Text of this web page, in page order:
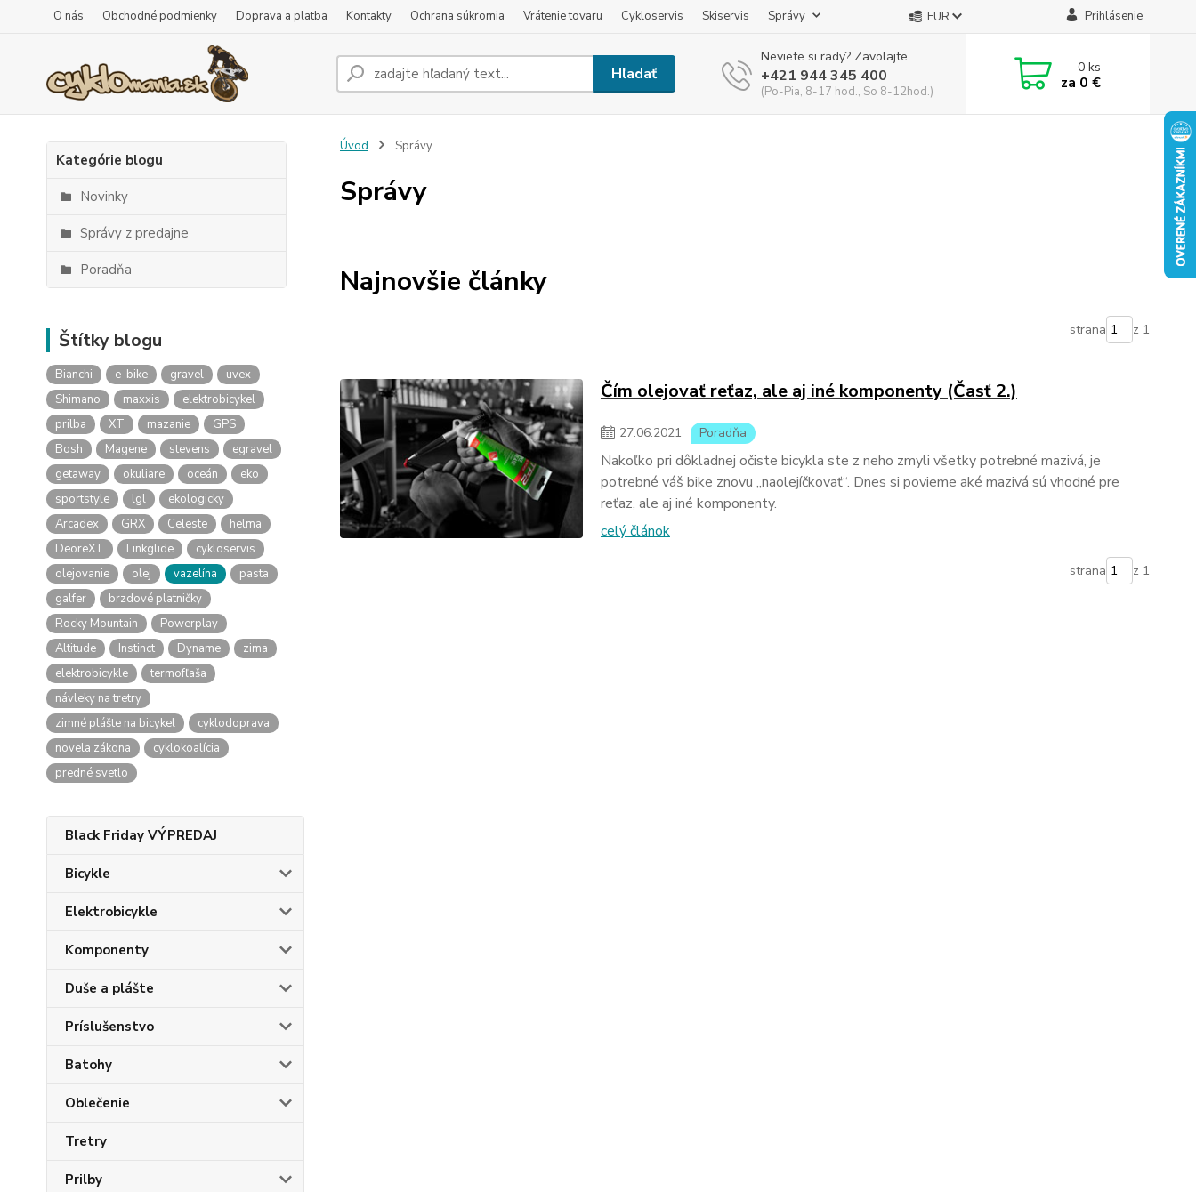
O nás Obchodné podmienky Doprava a platba Kontakty Ochrana súkromia Vrátenie tovaru Cykloservis Skiservis Správy EUR Prihlásenie
Hľadať
Neviete si rady? Zavolajte.
+421 944 345 400
(Po-Pia, 8-17 hod., So 8-12hod.)
0ks
za 0 €
Kategórie blogu
Novinky
Správy z predajne
Poradňa
Štítky blogu
Bianchi e-bike gravel
uvex
Shimano
maxxis
elektrobicykel
prilba
XT mazanie
GPS
Bosh
Magene stevens
egravel
getaway
okuliare oceán
eko
sportstyle
lgl
ekologicky
Arcadex
GRX Celeste
helma
DeoreXT
Linkglide
cykloservis
olejovanie
olej vazelína
pasta
galfer
brzdové platničky
Rocky Mountain
Powerplay
Altitude
Instinct Dyname
zima
elektrobicykle
termofľaša
návleky na tretry
zimné plášte na bicykel
cyklodoprava
novela zákona
cyklokoalícia
predné svetlo
Black Friday VÝPREDAJ
Bicykle
Elektrobicykle
Komponenty
Duše a plášte
Príslušenstvo
Batohy
Oblečenie
Tretry
Prilby
Úvod Správy
Správy
Najnovšie články
strana z 1
Čím olejovať reťaz, ale aj iné komponenty (Časť 2.)
27.06.2021 Poradňa
Nakoľko pri dôkladnej očiste bicykla ste z neho zmyli všetky potrebné mazivá, je
potrebné váš bike znovu „naolejíčkovať“. Dnes si povieme aké mazivá sú vhodné pre
reťaz, ale aj iné komponenty.
celý článok
strana z 1